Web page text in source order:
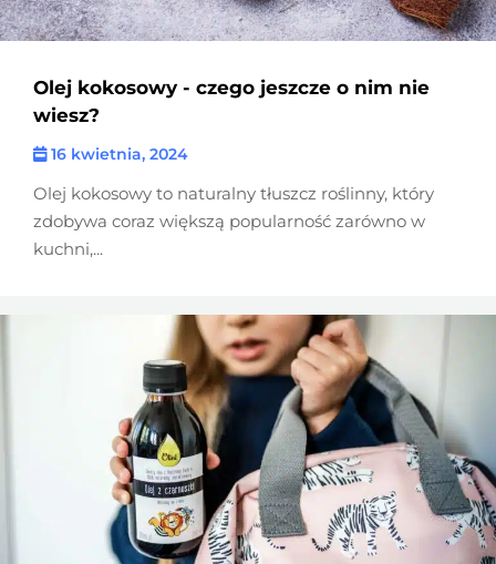
Olej kokosowy - czego jeszcze o nim nie
wiesz?
16 kwietnia, 2024
Olej kokosowy to naturalny tłuszcz roślinny, który
zdobywa coraz większą popularność zarówno w
kuchni,...